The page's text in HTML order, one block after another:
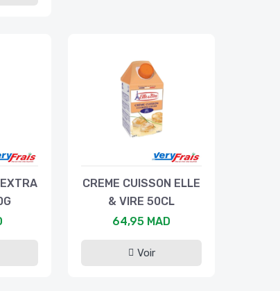
CREME CUISSON ELLE
& VIRE 50CL
64,95 MAD
Voir